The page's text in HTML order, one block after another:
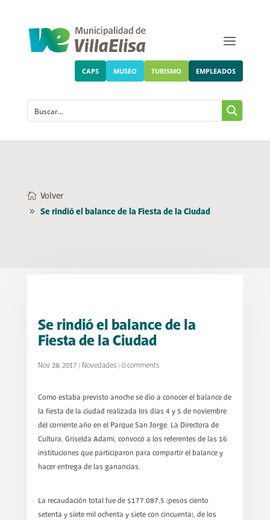
CAPS MUSEO TURISMO EMPLEADOS
Volver
Se rindió el balance de la Fiesta de la Ciudad
Se rindió el balance de la
Fiesta de la Ciudad
Nov 28, 2017| Novedades| 0 comments
Como estaba previsto anoche se dio a conocer el balance de
la fiesta de la ciudad realizada los días 4 y 5 de noviembre
del corriente año en el Parque San Jorge. La Directora de
Cultura, Griselda Adami, convocó a los referentes de las 16
instituciones que participaron para compartir el balance y
hacer entrega de las ganancias.
La recaudación total fue de $177.087,5 (pesos ciento
setenta y siete mil ochenta y siete con cincuenta), de los